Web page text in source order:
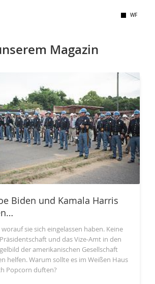
WF
Magazin
Biden und Kamala Harris
sie sich eingelassen haben. Keine
und das Vize-Amt in den
der amerikanischen Gesellschaft
helfen. Warum sollte es im Weißen Haus
Popcorn duften?